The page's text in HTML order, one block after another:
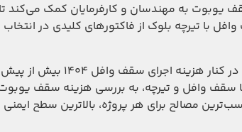
به مهندسان و کارفرمایان کمک می‌کند تا
با تیرچه بلوک از فاکتورهای کلیدی در انتخاب
با توجه به شرایط اقتصادی امروز، بررسی هزینه اجرای
سقف وافل و تیرچه، به بررسی هزینه سقف یوبوت
مصالح برای هر پروژه، بالاترین سطح